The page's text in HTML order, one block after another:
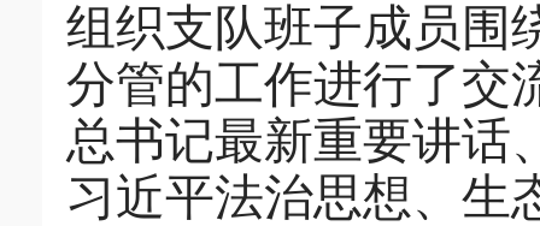
组织支队班子成员围
分管的工作进行了交
总书记最新重要讲话
习近平法治思想、生